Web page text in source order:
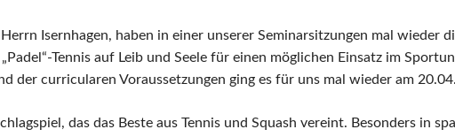
Isernhagen, haben in einer unserer Seminarsitzungen mal wieder
Tennis auf Leib und Seele für einen möglichen Einsatz im
der curricularen Voraussetzungen ging es für uns mal wieder am
das das Beste aus Tennis und Squash vereint. Besonders in